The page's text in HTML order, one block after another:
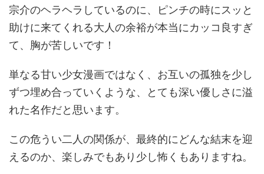
宗介のヘラヘラしているのに、ピンチの時にスッと
助けに来てくれる大人の余裕が本当にカッコ良すぎ
て、胸が苦しいです！
単なる甘い少女漫画ではなく、お互いの孤独を少し
ずつ埋め合っていくような、とても深い優しさに溢
れた名作だと思います。
この危うい二人の関係が、最終的にどんな結末を迎
えるのか、楽しみでもあり少し怖くもありますね。